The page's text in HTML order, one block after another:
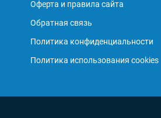
Оферта и правила сайта
Обратная связь
Политика конфиденциальности
Политика использования cookies